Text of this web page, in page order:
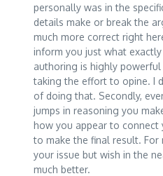
personally was in the
details make or break the
much more correct right
inform you just what
authoring is highly
taking the effort to opine. I
of doing that. Secondly,
jumps in reasoning you
how you appear to connect
to make the final result.
your issue but wish in the
much better.